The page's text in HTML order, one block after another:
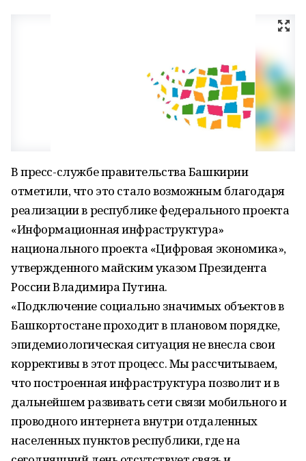
В пресс-службе правительства Башкирии
отметили, что это стало возможным благодаря
реализации в республике федерального проекта
«Информационная инфраструктура»
национального проекта «Цифровая экономика»,
утвержденного майским указом Президента
России Владимира Путина.
«Подключение социально значимых объектов в
Башкортостане проходит в плановом порядке,
эпидемиологическая ситуация не внесла свои
коррективы в этот процесс. Мы рассчитываем,
что построенная инфраструктура позволит и в
дальнейшем развивать сети связи мобильного и
проводного интернета внутри отдаленных
населенных пунктов республики, где на